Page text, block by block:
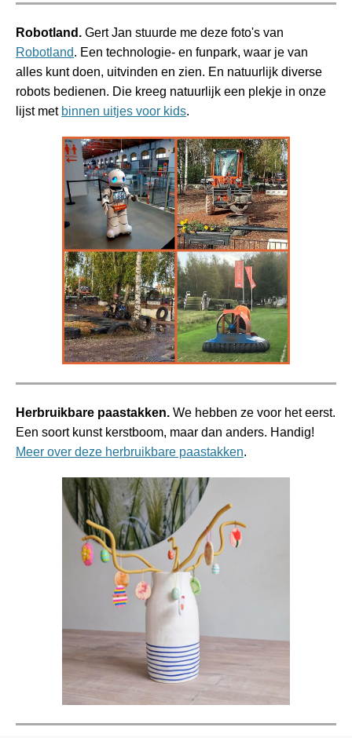
Robotland. Gert Jan stuurde me deze foto's van
Robotland. Een technologie- en funpark, waar je van
alles kunt doen, uitvinden en zien. En natuurlijk diverse
robots bedienen. Die kreeg natuurlijk een plekje in onze
lijst met binnen uitjes voor kids.
Herbruikbare paastakken. We hebben ze voor het eerst.
Een soort kunst kerstboom, maar dan anders. Handig!
Meer over deze herbruikbare paastakken.